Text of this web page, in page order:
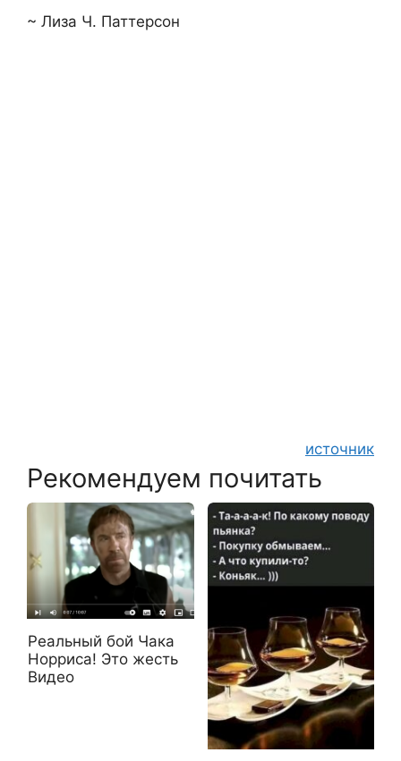
~ Лиза Ч. Паттерсон
источник
Рекомендуем почитать
Реальный бой Чака
Норриса! Это жесть
Видео